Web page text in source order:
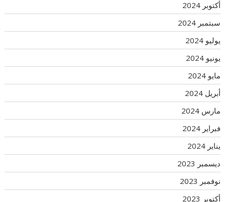
أكتوبر 2024
سبتمبر 2024
يوليو 2024
يونيو 2024
مايو 2024
أبريل 2024
مارس 2024
فبراير 2024
يناير 2024
ديسمبر 2023
نوفمبر 2023
أكتوبر 2023